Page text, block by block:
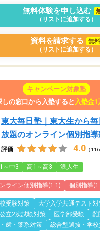
無料体験を申し込む
（リストに追加する）
資料を請求する
無料
（リストに追加する）
キャンペーン対象塾
しの窓口から入塾すると 入塾金1
東大毎日塾｜東大生から
放題のオンライン個別指
評価 4.0 （
～中3 高1～高3 浪人生
ライン個別指導(1:1) 個別指導
受験対策
大学入学共通テスト
立2次試験対策
医学部受験
難
歯・薬系対策
総合型選抜・学